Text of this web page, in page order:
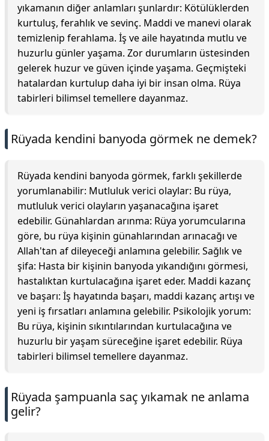
yıkamanın diğer anlamları şunlardır: Kötülüklerden
kurtuluş, ferahlık ve sevinç. Maddi ve manevi olarak
temizlenip ferahlama. İş ve aile hayatında mutlu ve
huzurlu günler yaşama. Zor durumların üstesinden
gelerek huzur ve güven içinde yaşama. Geçmişteki
hatalardan kurtulup daha iyi bir insan olma. Rüya
tabirleri bilimsel temellere dayanmaz.
Rüyada kendini banyoda görmek ne demek?
Rüyada kendini banyoda görmek, farklı şekillerde
yorumlanabilir: Mutluluk verici olaylar: Bu rüya,
mutluluk verici olayların yaşanacağına işaret
edebilir. Günahlardan arınma: Rüya yorumcularına
göre, bu rüya kişinin günahlarından arınacağı ve
Allah'tan af dileyeceği anlamına gelebilir. Sağlık ve
şifa: Hasta bir kişinin banyoda yıkandığını görmesi,
hastalıktan kurtulacağına işaret eder. Maddi kazanç
ve başarı: İş hayatında başarı, maddi kazanç artışı ve
yeni iş fırsatları anlamına gelebilir. Psikolojik yorum:
Bu rüya, kişinin sıkıntılarından kurtulacağına ve
huzurlu bir yaşam süreceğine işaret edebilir. Rüya
tabirleri bilimsel temellere dayanmaz.
Rüyada şampuanla saç yıkamak ne anlama
gelir?